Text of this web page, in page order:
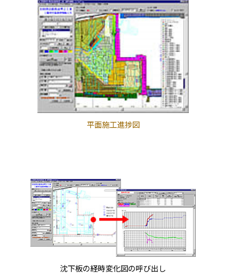
平面施工進捗図
沈下板の経時変化図の呼び出し